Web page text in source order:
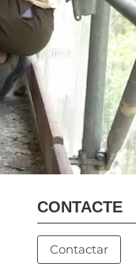
CONTACTE
Contactar